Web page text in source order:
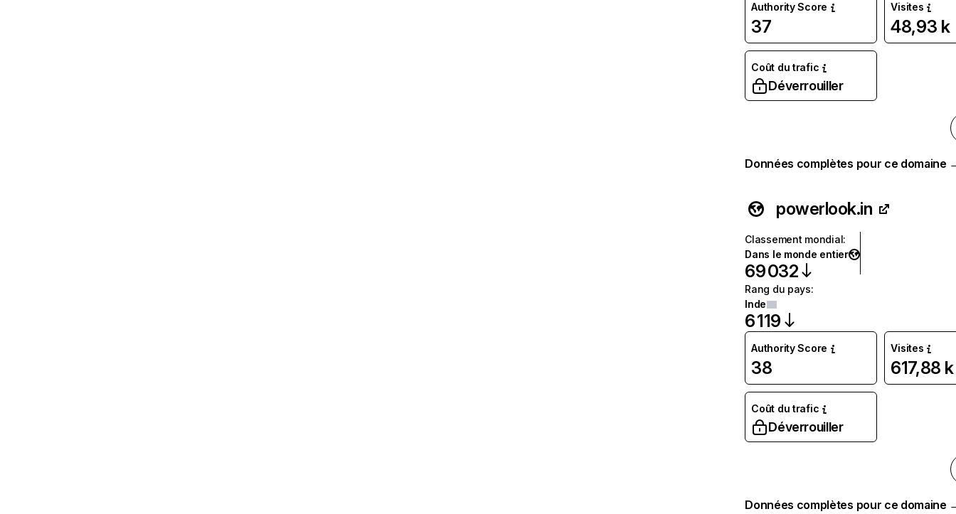
Authority Score
37
Visites
48,93 k
Coût du trafic
Déverrouiller
Données complètes pour ce domaine
powerlook.in
Classement mondial:
Dans le monde entier
69 032
Rang du pays:
Inde
6 119
Authority Score
38
Visites
617,88 k
Coût du trafic
Déverrouiller
Données complètes pour ce domaine